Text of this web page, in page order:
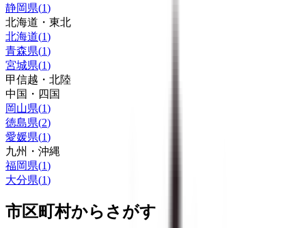
静岡県(1)
北海道・東北
北海道(1)
青森県(1)
宮城県(1)
甲信越・北陸
中国・四国
岡山県(1)
徳島県(2)
愛媛県(1)
九州・沖縄
福岡県(1)
大分県(1)
市区町村からさがす